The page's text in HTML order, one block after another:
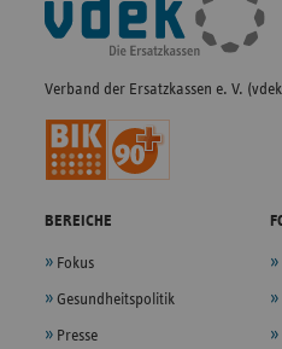
Navigation
Verband der Ersatzkassen e. V.
BEREICHE
Fokus
Gesundheitspolitik
Presse